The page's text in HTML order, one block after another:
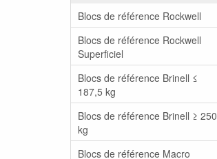
Blocs de référence Rockwell
Blocs de référence Rockwell
Superficiel
Blocs de référence Brinell ≤
187,5 kg
Blocs de référence Brinell ≥ 250
kg
Blocs de référence Macro